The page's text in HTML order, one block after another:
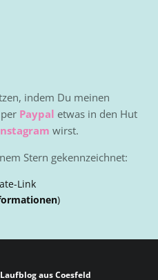
indem Du meinen
Paypal etwas in den Hut
wirst.
Stern gekennzeichnet:
Link
)